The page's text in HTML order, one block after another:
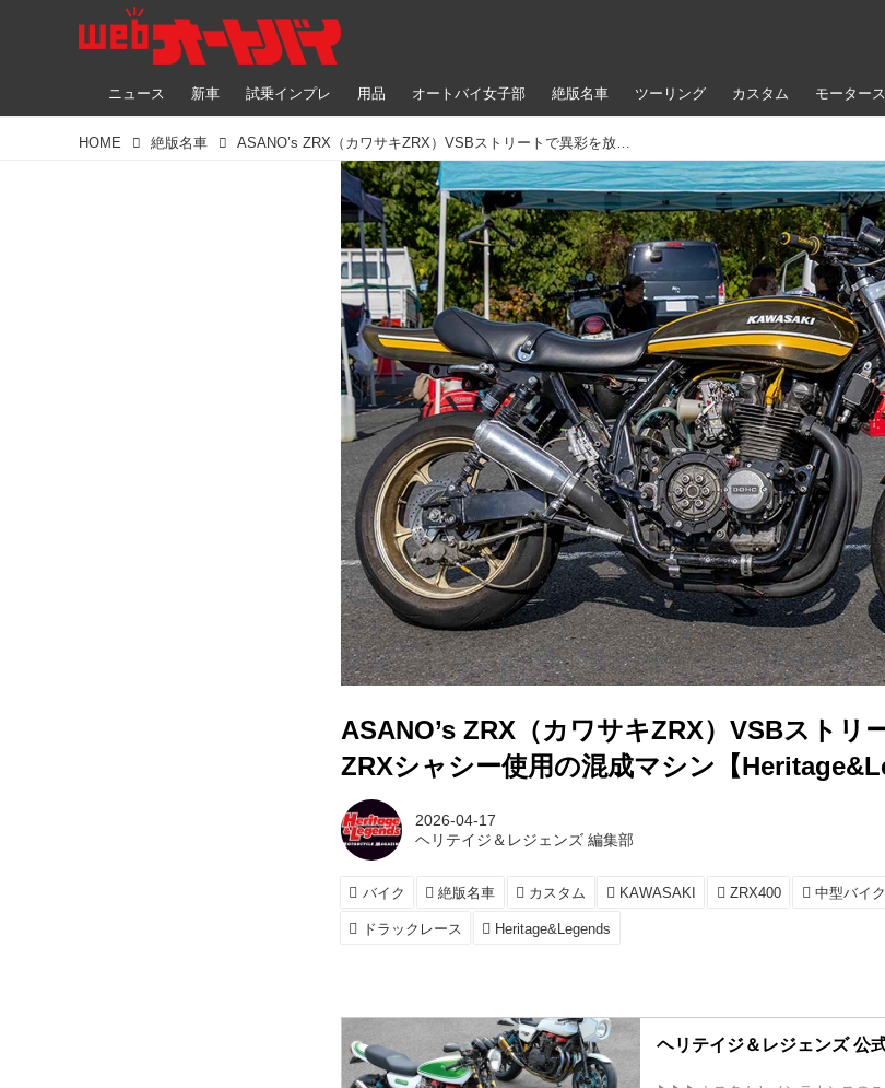
ニュース 新車 試乗インプレ 用品 オートバイ女子部 絶版名車 ツーリング カスタム モーター
HOME 絶版名車 ASANO’s ZRX（カワサキZRX）VSBストリートで異彩を放つZRXシャシー使用の混成マシン【Heritage&Legends】
ASANO’s ZRX（カワサキZRX）VSBストリ
ZRXシャシー使用の混成マシン【
2026-04-17
ヘリテイジ＆レジェンズ 編集部
バイク 絶版名車 カスタム KAWASAKI ZRX400 中型バイク
ドラックレース Heritage&Legends
ヘリテイジ＆レジェンズ 公